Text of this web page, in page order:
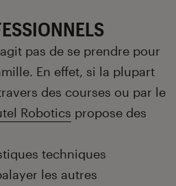
pas de se prendre pour
En effet, si la plupart
des courses ou par le
Robotics propose des
techniques
les autres